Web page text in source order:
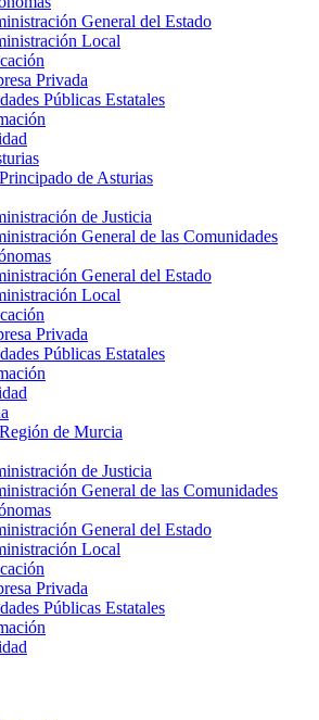
General del Estado
Local
Privada
Públicas Estatales
de Asturias
de Justicia
General de las Comunidades
General del Estado
Local
Privada
Públicas Estatales
de Murcia
de Justicia
General de las Comunidades
General del Estado
Local
Privada
Públicas Estatales